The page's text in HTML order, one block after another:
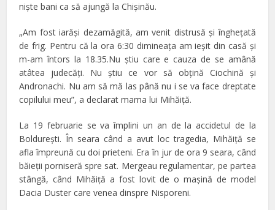
nişte bani ca să ajungă la Chişinău.
„Am fost iarăși dezamăgită, am venit distrusă și înghețată
de frig. Pentru că la ora 6:30 dimineața am ieșit din casă și
m-am întors la 18.35.Nu știu care e cauza de se amână
atâtea judecăți. Nu știu ce vor să obțină Ciochină și
Andronachi. Nu am să mă las până nu i se va face dreptate
copilului meu”, a declarat mama lui Mihăiţă.
La 19 februarie se va împlini un an de la accidetul de la
Boldureşti. În seara când a avut loc tragedia, Mihăiţă se
afla împreună cu doi prieteni. Era în jur de ora 9 seara, când
băieţii porniseră spre sat. Mergeau regulamentar, pe partea
stângă, când Mihăiţă a fost lovit de o maşină de model
Dacia Duster care venea dinspre Nisporeni.